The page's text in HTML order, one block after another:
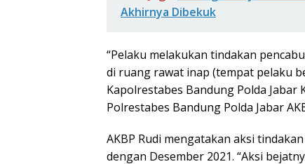
Akhirnya Dibekuk
“Pelaku melakukan tindakan
di ruang rawat inap (tempat pelaku
Kapolrestabes Bandung Polda Jabar
Polrestabes Bandung Polda Jabar
AKBP Rudi mengatakan aksi
dengan Desember 2021. “Aksi